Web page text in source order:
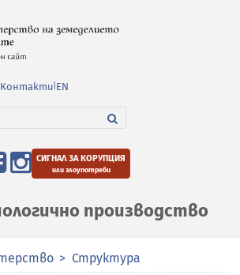
Контакти EN
СИГНАЛ ЗА КОРУПЦИЯ
или злоупотреби
производство
Структура